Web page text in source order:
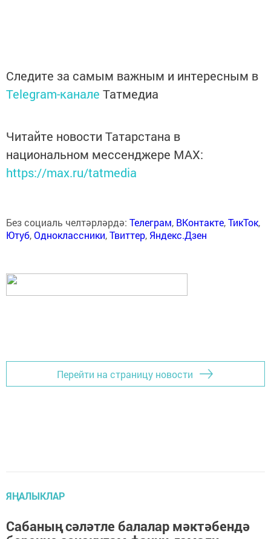
Следите за самым важным и интересным в
Telegram-канале Татмедиа
Читайте новости Татарстана в
национальном мессенджере MАХ:
https://max.ru/tatmedia
Без социаль челтәрләрдә: Телеграм, ВКонтакте,ТикТок,
Ютуб,Одноклассники,Твиттер, Яндекс.Дзен
Перейти на страницу новости
ЯҢАЛЫКЛАР
Сабаның сәләтле балалар мәктәбендә